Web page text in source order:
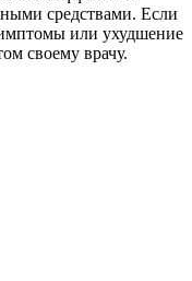
средствами. Если
или ухудшение
своему врачу.